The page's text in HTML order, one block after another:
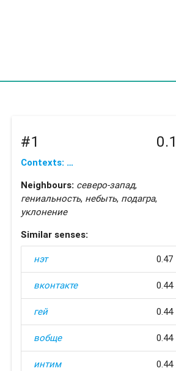
#1
Contexts: …
Neighbours: северо-запад,
гениальность, небыть, подагра,
уклонение
Similar senses:
нэт 0.47
вконтакте 0.44
гей 0.44
вобще 0.44
интим 0.44